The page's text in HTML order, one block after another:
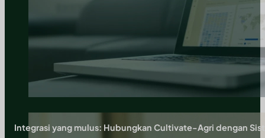
Integrasi yang mulus: Hubungkan Cultivate-Agri dengan